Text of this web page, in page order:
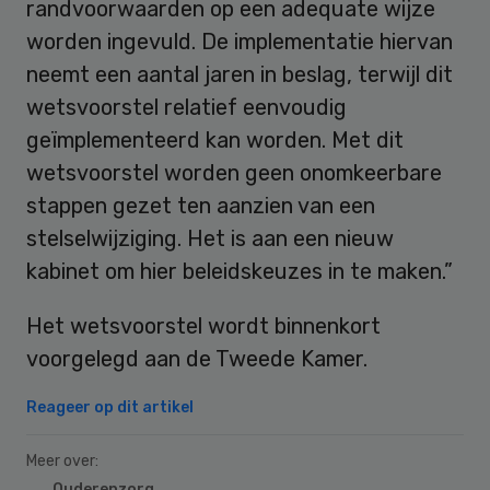
randvoorwaarden op een adequate wijze
worden ingevuld. De implementatie hiervan
neemt een aantal jaren in beslag, terwijl dit
wetsvoorstel relatief eenvoudig
geïmplementeerd kan worden. Met dit
wetsvoorstel worden geen onomkeerbare
stappen gezet ten aanzien van een
stelselwijziging. Het is aan een nieuw
kabinet om hier beleidskeuzes in te maken.”
Het wetsvoorstel wordt binnenkort
voorgelegd aan de Tweede Kamer.
Reageer op dit artikel
Meer over: